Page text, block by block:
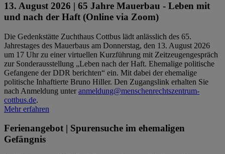
13. August 2026 | 65 Jahre Mauerbau - Leben mit
und nach der Haft (Online via Zoom)
Die Gedenkstätte Zuchthaus Cottbus lädt anlässlich des 65.
Jahrestages des Mauerbaus am Donnerstag, den 13. August 2026
um 17 Uhr zu einer virtuellen Kurzführung mit Zeitzeugengespräch
zur Sonderausstellung „Leben nach der Haft. Ehemalige politische
Gefangene der DDR berichten“ ein. Mit dabei der ehemalige
politische Inhaftierte Bruno Hiller. Den Zugangslink erhalten Sie
nach Anmeldung unteranmeldung@menschenrechtszentrum-
cottbus.de.
Mehr erfahren
Ferienangebot | Spurensuche im ehemaligen
Gefängnis